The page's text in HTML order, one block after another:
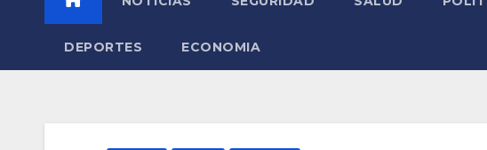
DEPORTES ECONOMIA